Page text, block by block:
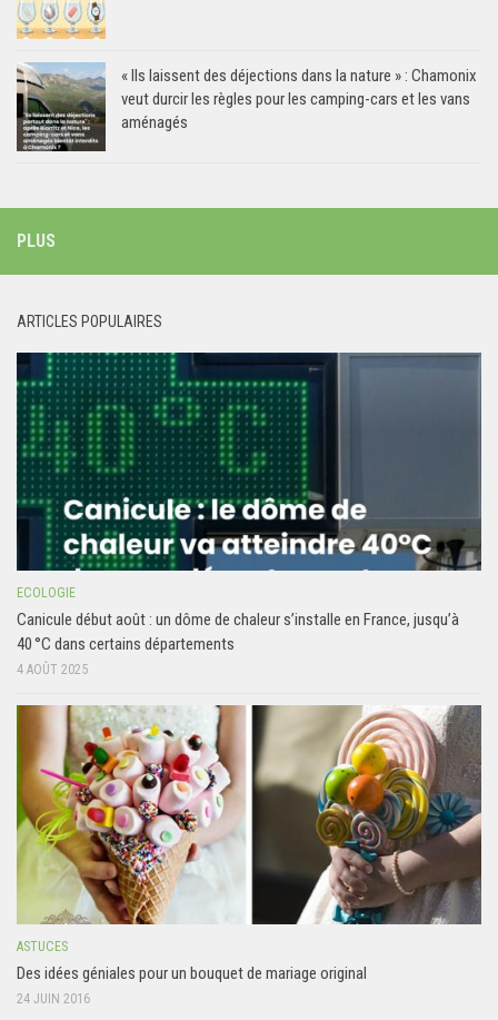
« Ils laissent des déjections dans la nature » : Chamonix
veut durcir les règles pour les camping-cars et les vans
aménagés
PLUS
ARTICLES POPULAIRES
ECOLOGIE
Canicule début août : un dôme de chaleur s’installe en France, jusqu’à
40 °C dans certains départements
4 AOÛT 2025
ASTUCES
Des idées géniales pour un bouquet de mariage original
24 JUIN 2016